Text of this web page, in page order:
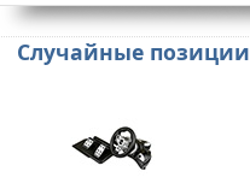
Случайные позиции